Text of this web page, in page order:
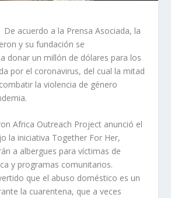
De acuerdo a la Prensa Asociada, la
y su fundación se
donar un millón de dólares para los
por el coronavirus, del cual la mitad
la violencia de género
Africa Outreach Project anunció el
la iniciativa Together For Her,
a albergues para víctimas de
y programas comunitarios.
que el abuso doméstico es un
la cuarentena, que a veces